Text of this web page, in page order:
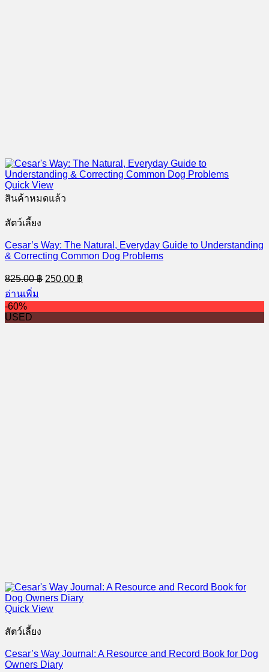
Quick View
สินค้าหมดแล้ว
สัตว์เลี้ยง
Cesar’s Way: The Natural, Everyday Guide to Understanding
& Correcting Common Dog Problems
825.00฿ Original
price
825.00 ฿.
250.00 ฿
price
250.00 ฿.
อ่านเพิ่ม
-60%
USED
Quick View
สัตว์เลี้ยง
Cesar’s Way Journal: A Resource and Record Book for Dog
Owners Diary